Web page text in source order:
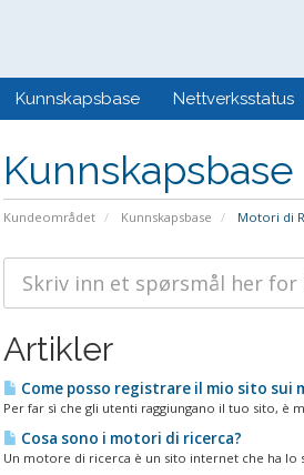
Kunnskapsbase Nettverksstatus
Kunnskapsbase
Kundeområdet Kunnskapsbase Motori di
Artikler
Come posso registrare il mio sito sui
Per far sì che gli utenti raggiungano il tuo sito, è
Cosa sono i motori di ricerca?
Un motore di ricerca è un sito internet che ha lo